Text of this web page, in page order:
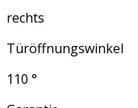
rechts
Türöffnungswinkel
110 °